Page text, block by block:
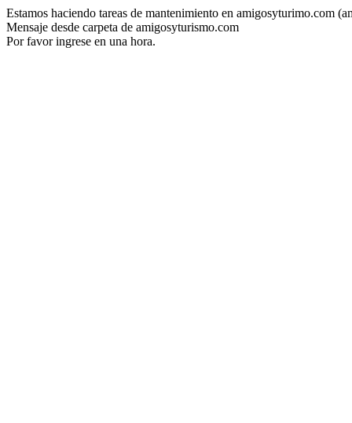
Estamos haciendo tareas de mantenimiento en amigosyturimo.com
Mensaje desde carpeta de amigosyturismo.com
Por favor ingrese en una hora.